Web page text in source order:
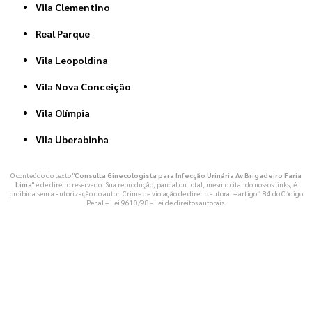
Vila Clementino
Real Parque
Vila Leopoldina
Vila Nova Conceição
Vila Olímpia
Vila Uberabinha
O conteúdo do texto "Consulta Ginecologista para Infecção Urinária Av Brigadeiro Faria
Lima" é de direito reservado. Sua reprodução, parcial ou total, mesmo citando nossos links, é
proibida sem a autorização do autor. Crime de violação de direito autoral – artigo 184 do Código
Penal – Lei 9610/98 - Lei de direitos autorais.